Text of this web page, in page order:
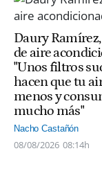
Daury
de aire
"Unos filtros
hacen que tu
menos y
mucho más"
Nacho Castañón
08/08/2026 08:14h